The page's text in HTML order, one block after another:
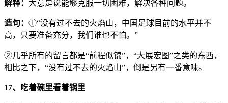
解释： 大意是说能够克服一切困难，解决各种问题。
造句： ①“没有过不去的火焰山，中国足球目前的水平并不
高，只要准备充分，我们谁也不怕。”
②几乎所有的留言都是“前程似锦”，“大展宏图”之类的东西，
相比之下，“没有过不去的火焰山”，倒是另有一番意味。
17、吃着碗里看着锅里